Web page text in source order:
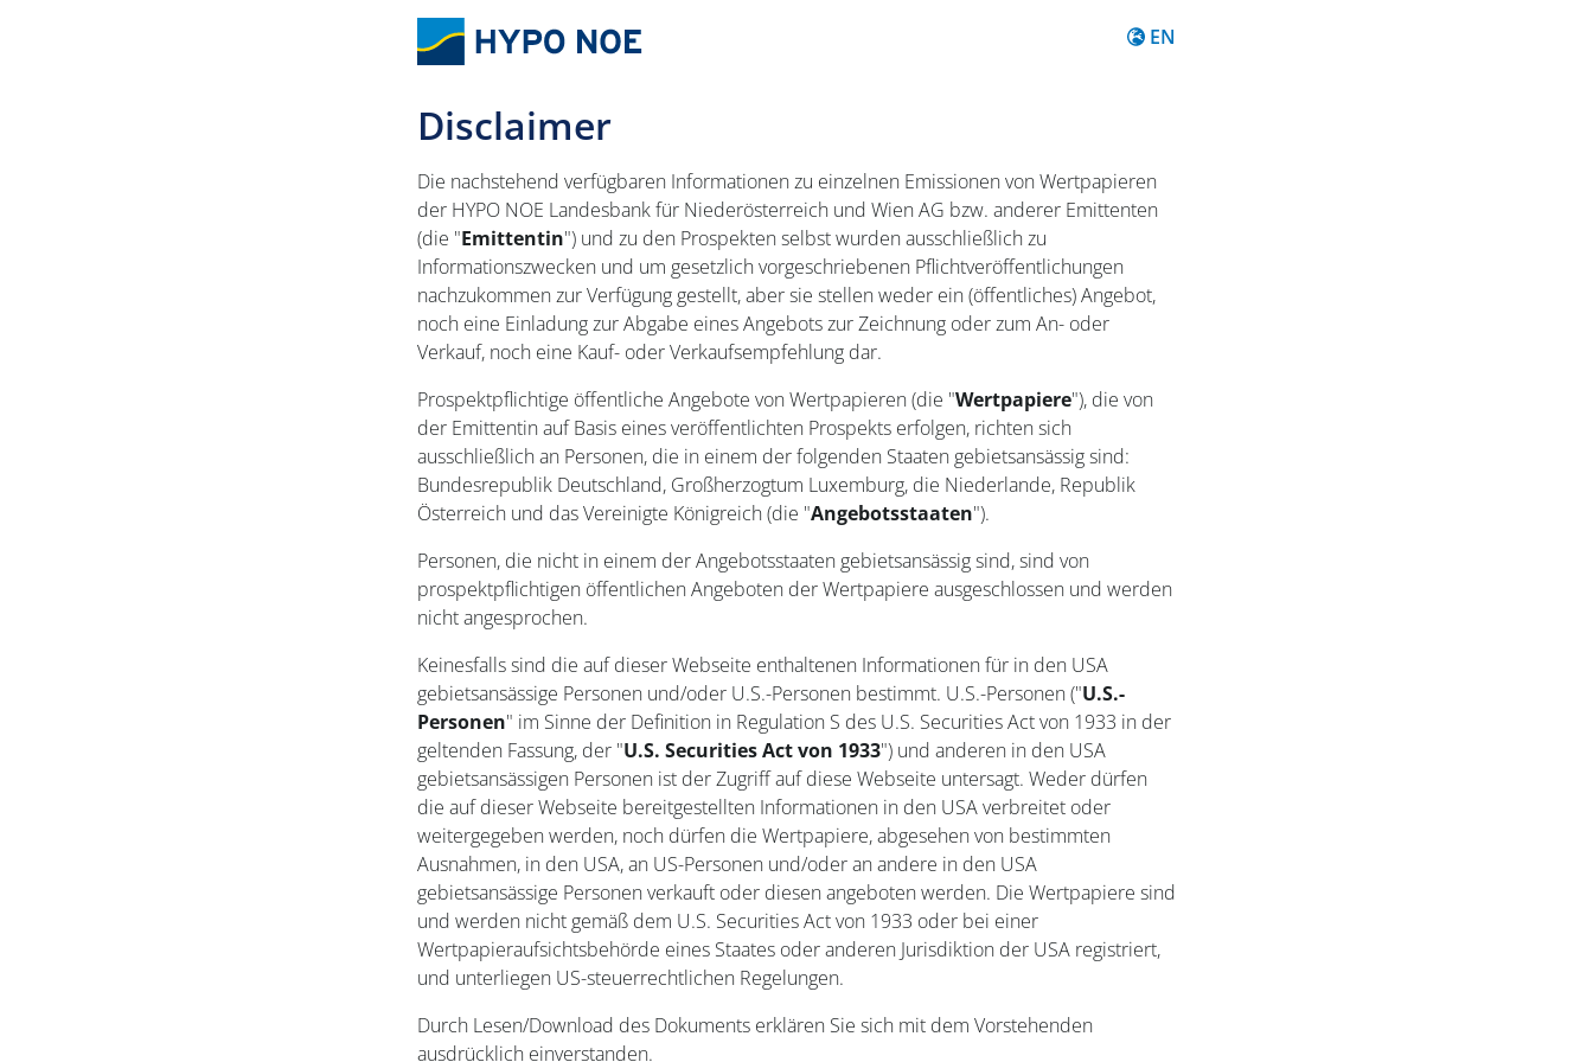
Content in English
EN
Disclaimer
Die nachstehend verfügbaren Informationen zu einzelnen Emissionen von Wertpapieren
der HYPO NOE Landesbank für Niederösterreich und Wien AG bzw. anderer Emittenten
(die "Emittentin") und zu den Prospekten selbst wurden ausschließlich zu
Informationszwecken und um gesetzlich vorgeschriebenen Pflichtveröffentlichungen
nachzukommen zur Verfügung gestellt, aber sie stellen weder ein (öffentliches) Angebot,
noch eine Einladung zur Abgabe eines Angebots zur Zeichnung oder zum An- oder
Verkauf, noch eine Kauf- oder Verkaufsempfehlung dar.
Prospektpflichtige öffentliche Angebote von Wertpapieren (die "Wertpapiere"), die von
der Emittentin auf Basis eines veröffentlichten Prospekts erfolgen, richten sich
ausschließlich an Personen, die in einem der folgenden Staaten gebietsansässig sind:
Bundesrepublik Deutschland, Großherzogtum Luxemburg, die Niederlande, Republik
Österreich und das Vereinigte Königreich (die "Angebotsstaaten").
Personen, die nicht in einem der Angebotsstaaten gebietsansässig sind, sind von
prospektpflichtigen öffentlichen Angeboten der Wertpapiere ausgeschlossen und werden
nicht angesprochen.
Keinesfalls sind die auf dieser Webseite enthaltenen Informationen für in den USA
gebietsansässige Personen und/oder U.S.-Personen bestimmt. U.S.-Personen ("U.S.-
Personen" im Sinne der Definition in Regulation S des U.S. Securities Act von 1933 in der
geltenden Fassung, der "U.S. Securities Act von 1933") und anderen in den USA
gebietsansässigen Personen ist der Zugriff auf diese Webseite untersagt. Weder dürfen
die auf dieser Webseite bereitgestellten Informationen in den USA verbreitet oder
weitergegeben werden, noch dürfen die Wertpapiere, abgesehen von bestimmten
Ausnahmen, in den USA, an US-Personen und/oder an andere in den USA
gebietsansässige Personen verkauft oder diesen angeboten werden. Die Wertpapiere sind
und werden nicht gemäß dem U.S. Securities Act von 1933 oder bei einer
Wertpapieraufsichtsbehörde eines Staates oder anderen Jurisdiktion der USA registriert,
und unterliegen US-steuerrechtlichen Regelungen.
Durch Lesen/Download des Dokuments erklären Sie sich mit dem Vorstehenden
ausdrücklich einverstanden.